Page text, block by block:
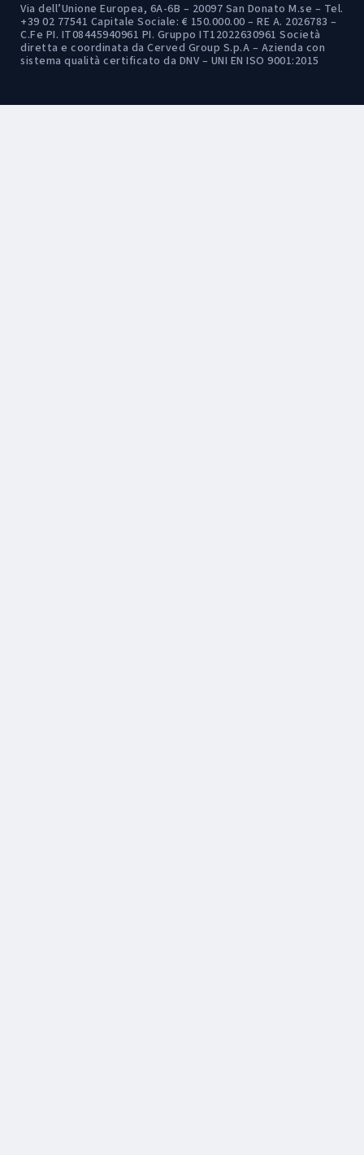
Via dell’Unione Europea, 6A-6B – 20097 San Donato M.se – Tel.
+39 02 77541 Capitale Sociale: € 150.000.00 – RE A. 2026783 –
C.Fe PI. IT08445940961 PI. Gruppo IT12022630961 Società
diretta e coordinata da Cerved Group S.p.A – Azienda con
sistema qualità certificato da DNV – UNI EN ISO 9001:2015